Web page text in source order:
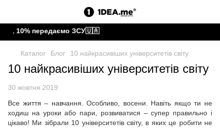
10% передаємо ЗСУ🇺🇦
Каталог Блог 10 найкрасивіших університетів світу
10 найкрасивіших університетів світу
30 жовтня 2019
Все життя – навчання. Особливо, восени. Навіть якщо ти не
ходиш на уроки або пари, розвиватися – супер правильно і
цікаво! Ми зібрали 10 університетів світу, в яких це робити не